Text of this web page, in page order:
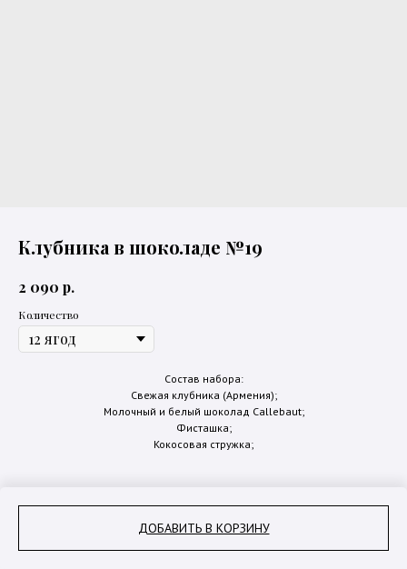
Клубника в шоколаде №19
2 090 р.
Количество
ДОБАВИТЬ В КОРЗИНУ
Состав набора:
Свежая клубника (Армения);
Молочный и белый шоколад Callebaut;
Фисташка;
Кокосовая стружка;